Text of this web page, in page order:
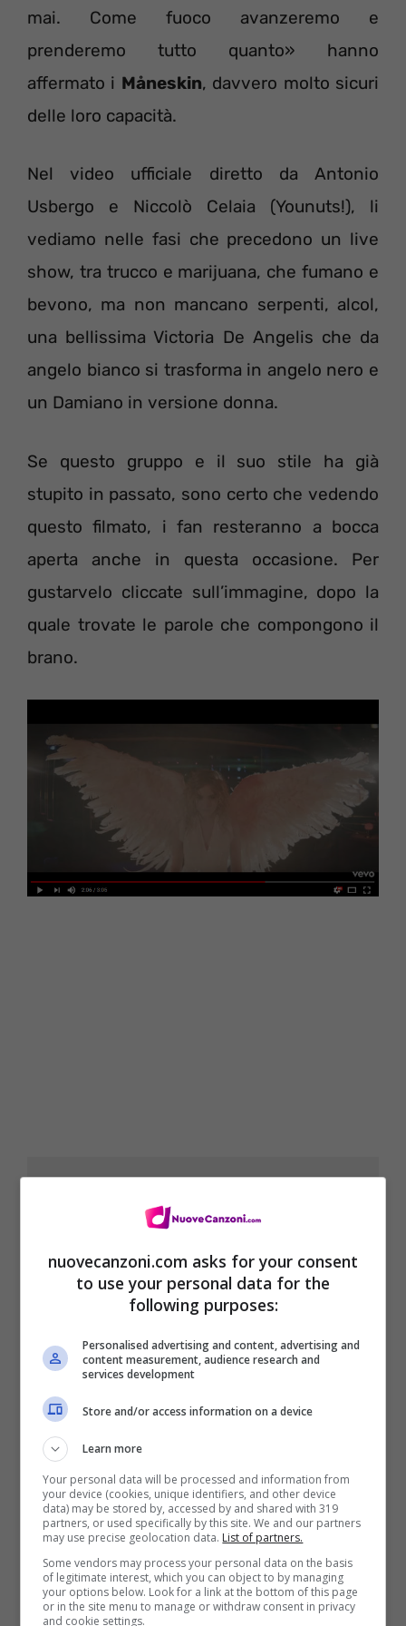
mai. Come fuoco avanzeremo e
prenderemo tutto quanto» hanno
affermato i Måneskin, davvero molto sicuri
delle loro capacità.
Nel video ufficiale diretto da Antonio
Usbergo e Niccolò Celaia (Younuts!), li
vediamo nelle fasi che precedono un live
show, tra trucco e marijuana, che fumano e
bevono, ma non mancano serpenti, alcol,
una bellissima Victoria De Angelis che da
angelo bianco si trasforma in angelo nero e
un Damiano in versione donna.
Se questo gruppo e il suo stile ha già
stupito in passato, sono certo che vedendo
questo filmato, i fan resteranno a bocca
aperta anche in questa occasione. Per
gustarvelo cliccate sull’immagine, dopo la
quale trovate le parole che compongono il
brano.
Ehy, it’s Måneskin yeah
E allora prendi la mia mano bella senorita
Disegniamo sopra il mondo con una matita
Resteremo appesi al treno solo con le dita
Pronta che non sarà facile, è tutta in salita
E allora prendi tutto quanto
Baby prepara la valigia
Metti le calze a rete e il tacco
Splendiamo in questa notte grigia.
nuovecanzoni.com asks for your consent
to use your personal data for the
following purposes:
Personalised advertising and content, advertising and
content measurement, audience research and
services development
Store and/or access information on a device
Learn more
Your personal data will be processed and information from
your device (cookies, unique identifiers, and other device
data) may be stored by, accessed by and shared with 319
partners, or used specifically by this site. We and our partners
may use precise geolocation data. List of partners.
Some vendors may process your personal data on the basis
of legitimate interest, which you can object to by managing
your options below. Look for a link at the bottom of this page
or in the site menu to manage or withdraw consent in privacy
and cookie settings.